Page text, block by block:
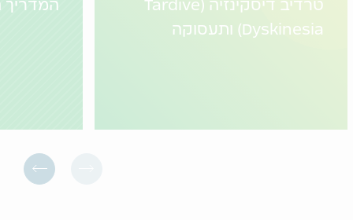
טרדיב דיסקינזיה (Tardive
Dyskinesia) ותעסוקה
המדריך